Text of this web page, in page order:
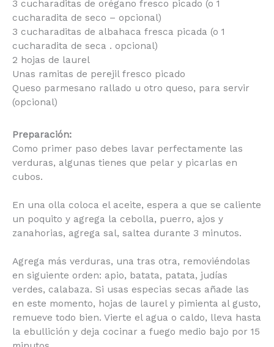
cucharadita de seco – opcional)
3 cucharaditas de albahaca fresca picada (o 1
cucharadita de seca . opcional)
Unas ramitas de perejil fresco picado
Queso parmesano rallado u otro queso, para servir
(opcional)
Preparación:
Como primer paso debes lavar perfectamente las
verduras, algunas tienes que pelar y picarlas en
caliente un poquito y agrega la cebolla, puerro,
ajos y zanahorias, agrega sal, saltea durante 3
Agrega más verduras, una tras otra, removiéndolas
en siguiente orden: apio, batata, patata, judías
verdes, calabaza. Si usas especias secas añade las
en este momento, hojas de laurel y pimienta al
gusto, remueve todo bien. Vierte el agua o caldo,
lleva hasta la ebullición y deja cocinar a fuego
nombre*
×